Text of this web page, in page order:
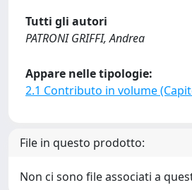
Tutti gli autori
PATRONI GRIFFI, Andrea
Appare nelle tipologie:
2.1 Contributo in volume
File in questo prodotto:
Non ci sono file associati a